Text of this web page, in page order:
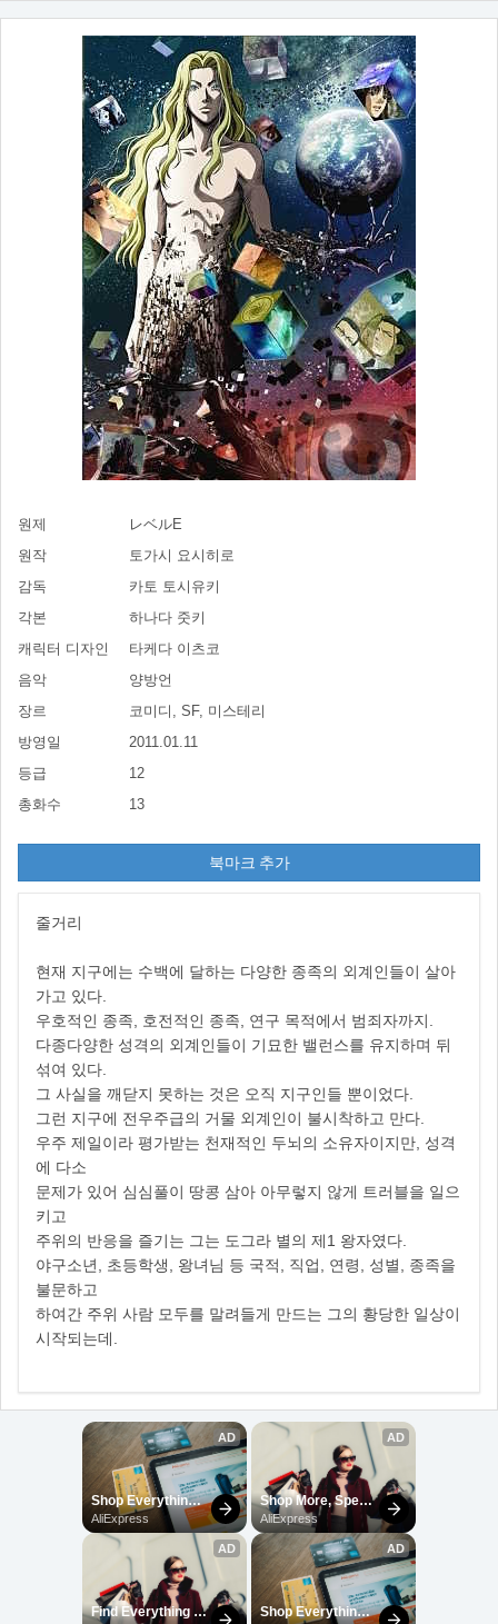
원제
レベルE
원작
토가시 요시히로
감독
카토 토시유키
각본
하나다 줏키
캐릭터 디자인
타케다 이츠코
음악
양방언
장르
코미디, SF, 미스테리
방영일
2011.01.11
등급
12
총화수
13
북마크 추가
줄거리
현재 지구에는 수백에 달하는 다양한 종족의 외계인들이 살아
가고 있다.
우호적인 종족, 호전적인 종족, 연구 목적에서 범죄자까지.
다종다양한 성격의 외계인들이 기묘한 밸런스를 유지하며 뒤
섞여 있다.
그 사실을 깨닫지 못하는 것은 오직 지구인들 뿐이었다.
그런 지구에 전우주급의 거물 외계인이 불시착하고 만다.
우주 제일이라 평가받는 천재적인 두뇌의 소유자이지만, 성격
에 다소
문제가 있어 심심풀이 땅콩 삼아 아무렇지 않게 트러블을 일으
키고
주위의 반응을 즐기는 그는 도그라 별의 제1 왕자였다.
야구소년, 초등학생, 왕녀님 등 국적, 직업, 연령, 성별, 종족을
불문하고
하여간 주위 사람 모두를 말려들게 만드는 그의 황당한 일상이
시작되는데.